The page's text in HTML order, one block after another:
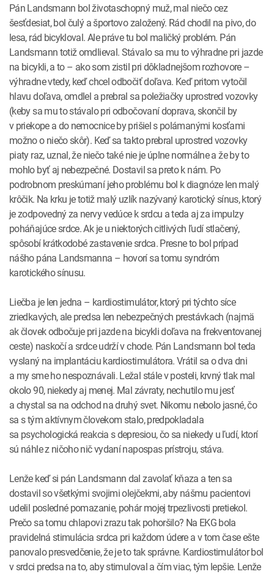
Pán Landsmann bol životaschopný muž, mal niečo cez
šesťdesiat, bol čulý a športovo založený. Rád chodil na pivo, do
lesa, rád bicykloval. Ale práve tu bol maličký problém. Pán
Landsmann totiž omdlieval. Stávalo sa mu to výhradne pri jazde
na bicykli, a to – ako som zistil pri dôkladnejšom rozhovore –
výhradne vtedy, keď chcel odbočiť doľava. Keď pritom vytočil
hlavu doľava, omdlel a prebral sa poležiačky uprostred vozovky
(keby sa mu to stávalo pri odbočovaní doprava, skončil by
v priekope a do nemocnice by prišiel s polámanými kosťami
možno o niečo skôr). Keď sa takto prebral uprostred vozovky
piaty raz, uznal, že niečo také nie je úplne normálne a že by to
mohlo byť aj nebezpečné. Dostavil sa preto k nám. Po
podrobnom preskúmaní jeho problému bol k diagnóze len malý
krôčik. Na krku je totiž malý uzlík nazývaný karotický sínus, ktorý
je zodpovedný za nervy vedúce k srdcu a teda aj za impulzy
poháňajúce srdce. Ak je u niektorých citlivých ľudí stlačený,
spôsobí krátkodobé zastavenie srdca. Presne to bol prípad
nášho pána Landsmanna – hovorí sa tomu syndróm
karotického sínusu.
Liečba je len jedna – kardiostimulátor, ktorý pri týchto síce
zriedkavých, ale predsa len nebezpečných prestávkach (najmä
ak človek odbočuje pri jazde na bicykli doľava na frekventovanej
ceste) naskočí a srdce udrží v chode. Pán Landsmann bol teda
vyslaný na implantáciu kardiostimulátora. Vrátil sa o dva dni
a my sme ho nespoznávali. Ležal stále v posteli, krvný tlak mal
okolo 90, niekedy aj menej. Mal závraty, nechutilo mu jesť
a chystal sa na odchod na druhý svet. Nikomu nebolo jasné, čo
sa s tým aktívnym človekom stalo, predpokladala
sa psychologická reakcia s depresiou, čo sa niekedy u ľudí, ktorí
sú náhle z ničoho nič vydaní napospas prístroju, stáva.
Lenže keď si pán Landsmann dal zavolať kňaza a ten sa
dostavil so všetkými svojimi olejčekmi, aby nášmu pacientovi
udelil posledné pomazanie, pohár mojej trpezlivosti pretiekol.
Prečo sa tomu chlapovi zrazu tak pohoršilo? Na EKG bola
pravidelná stimulácia srdca pri každom údere a v tom čase ešte
panovalo presvedčenie, že je to tak správne. Kardiostimulátor bol
v srdci predsa na to, aby stimuloval a čím viac, tým lepšie. Lenže